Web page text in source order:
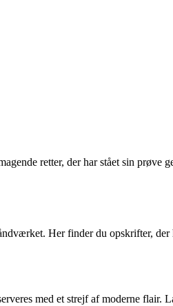
retter, der har stået sin prøve
Her finder du opskrifter,
med et strejf af moderne flair.